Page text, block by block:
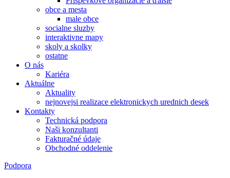
obce a mesta
male obce
socialne sluzby
interaktivne mapy
skoly a skolky
ostatne
O nás
Kariéra
Aktuálne
Aktuality
nejnovejsi realizace elektronickych urednich desek
Kontakty
Technická podpora
Naši konzultanti
Fakturačné údaje
Obchodné oddelenie
Podpora